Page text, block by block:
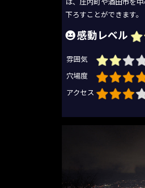
下ろすことができます。
感動レベル
雰囲気
穴場度
アクセス